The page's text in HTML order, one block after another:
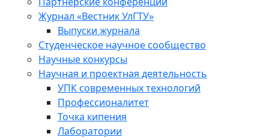
Журнал «Вестник УлГТУ»
Выпуски журнала
Студенческое научное сообщество
Научные конкурсы
Научная и проектная деятельность
УПК современных технологий
Профессионалитет
Точка кипения
Лаборатории